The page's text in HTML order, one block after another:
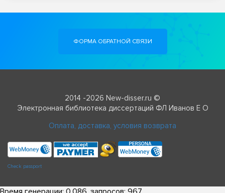
ФОРМА ОБРАТНОЙ СВЯЗИ
2014 -2026 New-disser.ru ©
Электронная библиотека диссертаций ФЛ Иванов Е О
Оплата, доставка, условия возврата
Check passport